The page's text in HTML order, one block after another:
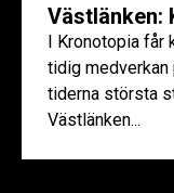
Västlänken:
I Kronotopia får
tidig medverkan
tiderna största
Västlänken...